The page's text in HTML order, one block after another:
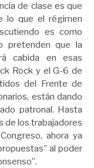
de clase es que
lo que el régimen
es como
pretenden que la
cabida en esas
Rock y el G-6 de
del Frente de
están dando
patronal. Hasta
de los trabajadores
ahora ya
al poder